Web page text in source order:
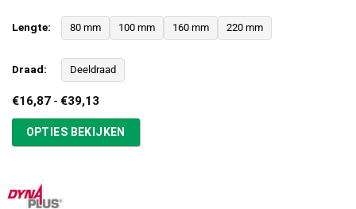
Lengte: 80 mm 100 mm 160 mm 220 mm
Draad: Deeldraad
€16,87 - €39,13Prijsklasse:
tot
€39,13
OPTIES BEKIJKEN